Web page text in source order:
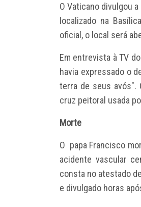
O Vaticano divulgou
localizado na
oficial, o local será
Em entrevista à TV
havia expressado o
terra de seus avós".
cruz peitoral usada
Morte
O papa Francisco
acidente vascular
consta no atestado
e divulgado horas